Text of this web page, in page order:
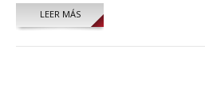
LEER MÁSSOBRE ROMMEL EMMANUEL